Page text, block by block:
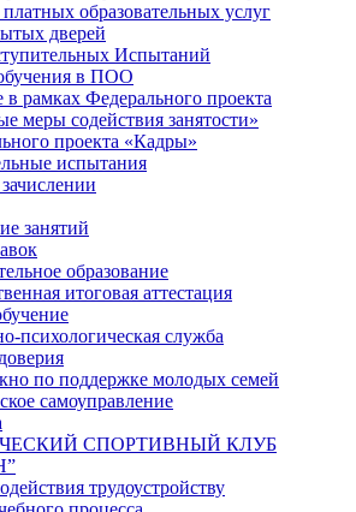
образовательных услуг
дверей
Испытаний
в ПОО
в рамках Федерального проекта
меры содействия занятости»
проекта «Кадры»
испытания
занятий
образование
итоговая аттестация
психологическая служба
по поддержке молодых семей
самоуправление
СПОРТИВНЫЙ КЛУБ
трудоустройству